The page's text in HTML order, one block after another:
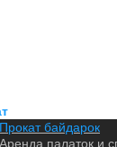
Прокат байдарок
Аренда палаток и